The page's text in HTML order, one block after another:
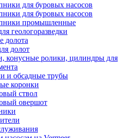
для буровых насосов
для буровых насосов
промышленные
геологоразведки
долота
долот
конусные ролики, цилиндры для
и обсадные трубы
коронки
ствол
овершот